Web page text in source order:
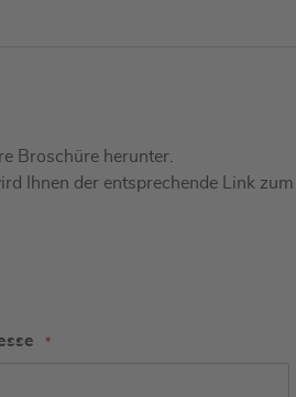
Broschüre herunter.
Ihnen der entsprechende Link zum